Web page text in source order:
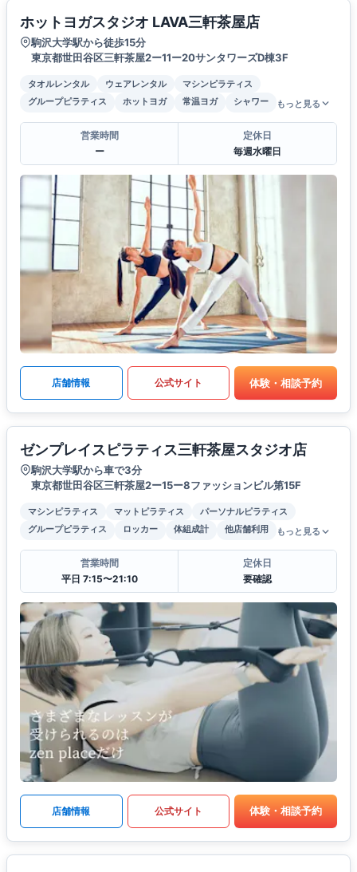
ホットヨガスタジオ LAVA三軒茶屋店
駒沢大学駅から徒歩15分
東京都世田谷区三軒茶屋2ー11ー20サンタワーズD棟3F
タオルレンタル ウェアレンタル
マシンピラティス
グループピラティス
ホットヨガ 常温ヨガ シャワー もっと見る
営業時間
ー
定休日
毎週水曜日
店舗情報 公式サイト 体験・相談予約
ゼンプレイスピラティス三軒茶屋スタジオ店
駒沢大学駅から車で3分
東京都世田谷区三軒茶屋2ー15ー8ファッションビル第15F
マシンピラティス マットピラティス
パーソナルピラティス
グループピラティス
ロッカー 体組成計 他店舗利用 もっと見る
営業時間
平日 7:15〜21:10
定休日
要確認
店舗情報 公式サイト 体験・相談予約